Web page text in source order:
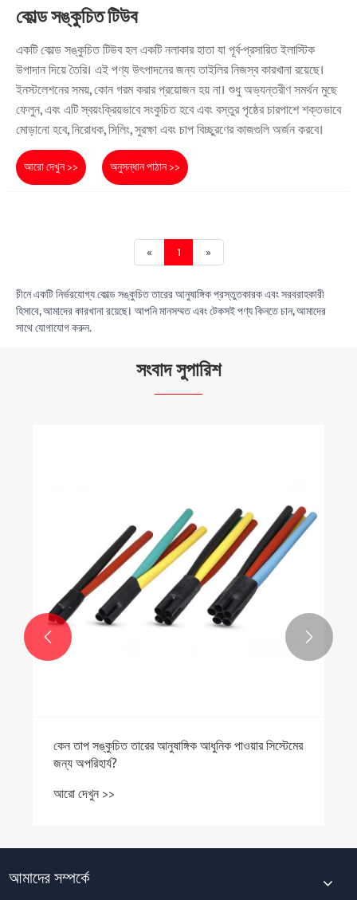
কোল্ড সঙ্কুচিত টিউব
একটি কোল্ড সঙ্কুচিত টিউব হল একটি নলাকার হাতা যা পূর্ব-প্রসারিত ইলাস্টিক
উপাদান দিয়ে তৈরি। এই পণ্য উৎপাদনের জন্য তাইলির নিজস্ব কারখানা রয়েছে।
ইনস্টলেশনের সময়, কোন গরম করার প্রয়োজন হয় না। শুধু অভ্যন্তরীণ সমর্থন মুছে
ফেলুন, এবং এটি স্বয়ংক্রিয়ভাবে সংকুচিত হবে এবং বস্তুর পৃষ্ঠের চারপাশে শক্তভাবে
মোড়ানো হবে, নিরোধক, সিলিং, সুরক্ষা এবং চাপ বিচ্ছুরণের কাজগুলি অর্জন করবে।
আরো দেখুন >> অনুসন্ধান পাঠান >>
« 1 »
চীনে একটি নির্ভরযোগ্য কোল্ড সঙ্কুচিত তারের আনুষাঙ্গিক প্রস্তুতকারক এবং সরবরাহকারী
হিসাবে, আমাদের কারখানা রয়েছে। আপনি মানসম্মত এবং টেকসই পণ্য কিনতে চান, আমাদের
সাথে যোগাযোগ করুন.
সংবাদ সুপারিশ
কেন তাপ সঙ্কুচিত তারের আনুষাঙ্গিক আধুনিক পাওয়ার সিস্টেমের
জন্য অপরিহার্য?
আরো দেখুন >>
 
আমাদের সম্পর্কে